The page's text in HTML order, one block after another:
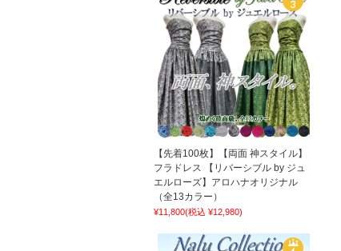
【先着100枚】【両面 神スタイル】
フラドレス 【リバーシブル by ジュ
エルローズ】アロハナオリジナル
（全13カラー）
¥11,800(税込 ¥12,980)